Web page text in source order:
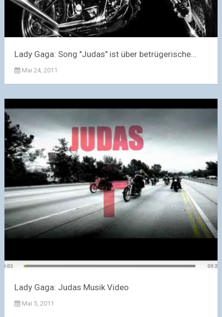
Lady Gaga: Song "Judas" ist über betrügerische...
Mai 24, 2011
Lady Gaga: Judas Musik Video
Mai 5, 2011